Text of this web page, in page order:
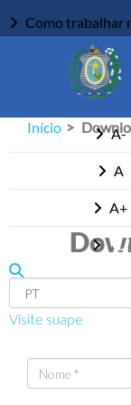
Como trabalhar
A-
A
A+
Visite suape
Início
Informe os